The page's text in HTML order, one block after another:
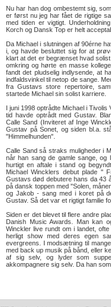
Nu har han dog ombestemt sig,
er først nu jeg har fået de rigtige
med tiden er vigtigt.
Korch og Dansk Top er helt
Da Michael i slutningen af 90érne
i, og havde besluttet sig for at
klart at det er begrænset hvad
omkring og hørte en masse
fandt det pludselig indlysende, at
indfaldsvinkel til netop de sange.
fra Gustavs store repertoire,
startede Michael sin solist karriere.
I juni 1998 optrådte Michael i
tid havde optrådt med Gustav.
Calle Sand (Inviteret af Inge
Gustav på Sonet, og siden bl.a.
"Himmelhunden".
Calle Sand så straks muligheder i
når han sang de gamle sange,
hurtigt en aftale i stand og
Michael Wincklers debut plade "
Gustavs død debutere hans da 43
på dansk toppen med "Solen,
og Jakob - sang med i koret på
Gustav. Så det var et rigtigt familie
Siden er det blevet til flere andre
Danish Music Awards. Man kan
Winckler live rundt om i landet,
herligt show med deres egen
evergreens. I modsætning til
med back up musik på bånd, eller
af sig selv, og lyder som
akkompagnere sig selv. Da han